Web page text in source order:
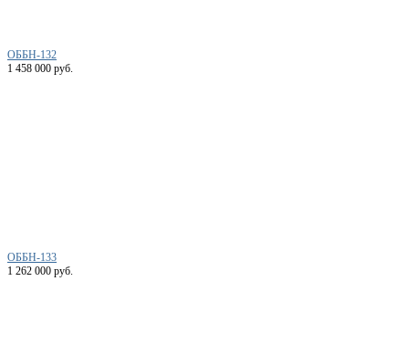
ОББН-132
1 458 000 руб.
ОББН-133
1 262 000 руб.